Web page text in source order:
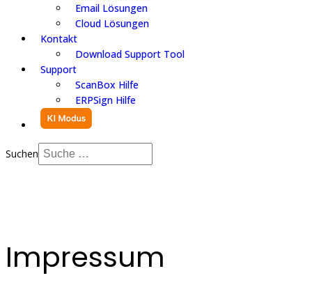
Email Lösungen
Cloud Lösungen
Kontakt
Download Support Tool
Support
ScanBox Hilfe
ERPSign Hilfe
Suchen
Impressum